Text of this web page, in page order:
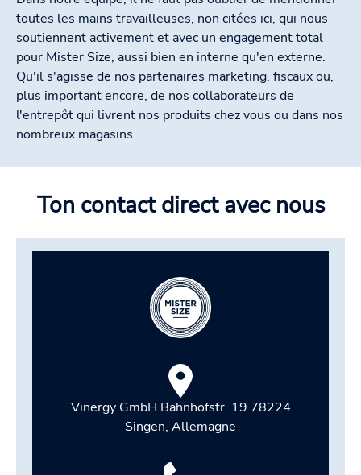
toutes les mains travailleuses, non citées ici, qui nous
soutiennent activement et avec un engagement total
pour Mister Size, aussi bien en interne qu'en externe.
Qu'il s'agisse de nos partenaires marketing, fiscaux ou,
plus important encore, de nos collaborateurs de
l'entrepôt qui livrent nos produits chez vous ou dans nos
nombreux magasins.
Ton contact direct avec nous
Vinergy GmbH Bahnhofstr. 19 78224
Singen, Allemagne